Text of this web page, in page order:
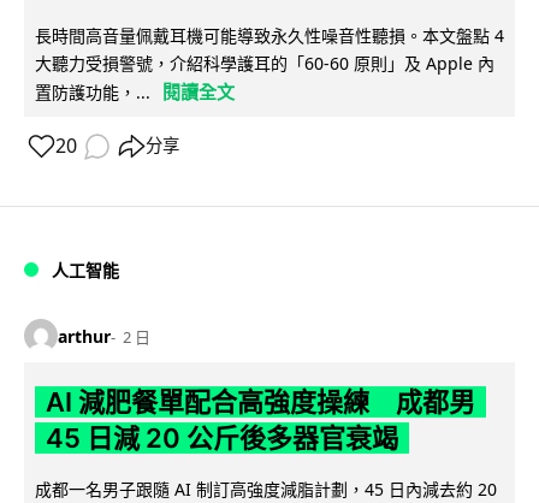
長時間高音量佩戴耳機可能導致永久性噪音性聽損。本文盤點 4
大聽力受損警號，介紹科學護耳的「60-60 原則」及 Apple 內
置防護功能，...
閱讀全文
20 分享
人工智能
arthur 2 日
AI 減肥餐單配合高強度操練 成都男
45 日減 20 公斤後多器官衰竭
成都一名男子跟隨 AI 制訂高強度減脂計劃，45 日內減去約 20